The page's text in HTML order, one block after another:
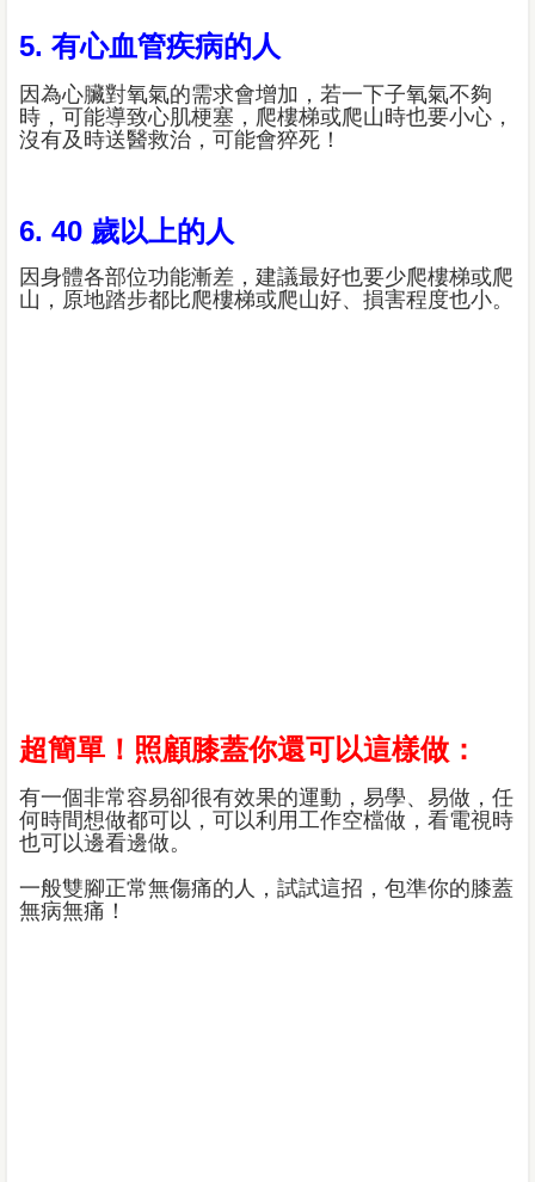
5. 有心血管疾病的人
因為心臟對氧氣的需求會增加，若一下子氧氣不夠
時，可能導致心肌梗塞，爬樓梯或爬山時也要小心，
沒有及時送醫救治，可能會猝死！
6. 40 歲以上的人
因身體各部位功能漸差，建議最好也要少爬樓梯或爬
山，原地踏步都比爬樓梯或爬山好、損害程度也小。
超簡單！照顧膝蓋你還可以這樣做：
有一個非常容易卻很有效果的運動，易學、易做，任
何時間想做都可以，可以利用工作空檔做，看電視時
也可以邊看邊做。
一般雙腳正常無傷痛的人，試試這招，包準你的膝蓋
無病無痛！